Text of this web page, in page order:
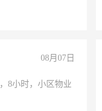
08月07日
8小时，小区物业